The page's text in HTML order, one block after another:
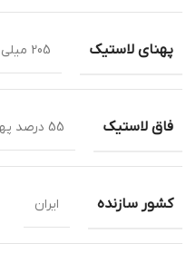
پهنای لاستیک 205 میلی متر
فاق لاستیک 55 درصد پهنا
کشور سازنده ایران